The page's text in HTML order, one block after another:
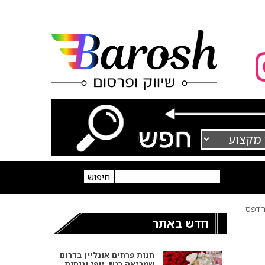
הדפס
חדש באתר
חנות פרחים אונליין בדרום